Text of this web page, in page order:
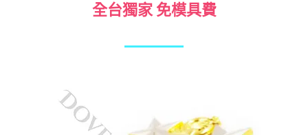
全台獨家 免模具費